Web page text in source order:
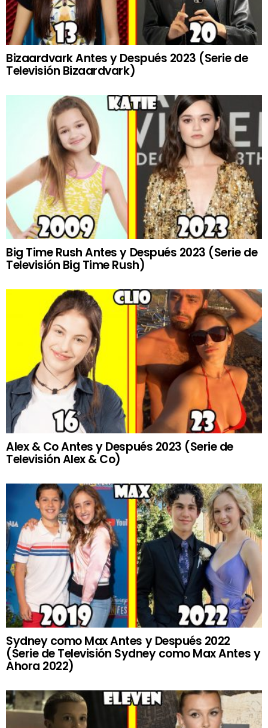
Bizaardvark Antes y Después 2023 (Serie de
Televisión Bizaardvark)
Big Time Rush Antes y Después 2023 (Serie de
Televisión Big Time Rush)
Alex & Co Antes y Después 2023 (Serie de
Televisión Alex & Co)
Sydney como Max Antes y Después 2022
(Serie de Televisión Sydney como Max Antes y
Ahora 2022)